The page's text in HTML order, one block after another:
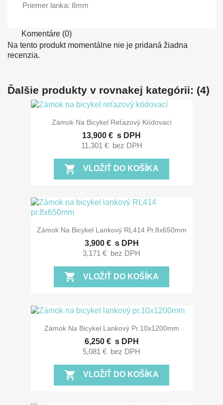
Priemer lanka: 8mm
Komentáre (0)
Na tento produkt momentálne nie je pridaná žiadna
recenzia.
Ďalšie produkty v rovnakej kategórii: (4)
Zámok Na Bicykel Reťazový Kódovací
13,900 € s DPH
11,301 € bez DPH
shopping_cart VLOŽIŤ DO KOŠÍKA
Zámok Na Bicykel Lankový RL414 Pr.8x650mm
3,900 € s DPH
3,171 € bez DPH
shopping_cart VLOŽIŤ DO KOŠÍKA
Zámok Na Bicykel Lankový Pr.10x1200mm
6,250 € s DPH
5,081 € bez DPH
shopping_cart VLOŽIŤ DO KOŠÍKA